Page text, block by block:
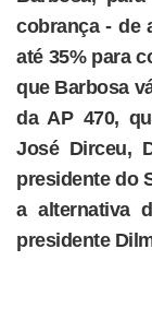
cobrança - de
até 35% para
que Barbosa
da AP 470,
José Dirceu,
presidente do
a alternativa
presidente